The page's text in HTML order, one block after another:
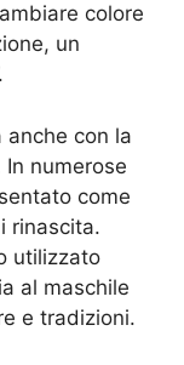
colore
un
anche con la
numerose
come
rinascita.
utilizzato
al maschile
e tradizioni.